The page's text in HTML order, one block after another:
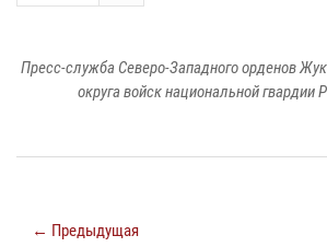
Пресс-служба Северо-Западного орденов
округа войск национальной гвардии
← Предыдущая